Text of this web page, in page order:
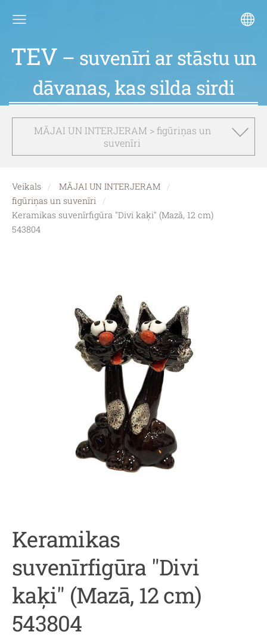
TEV – suvenīri ar stāstu un
dāvanas, kas silda sirdi
MĀJAI UN INTERJERAM > figūriņas un
suvenīri
Veikals
MĀJAI UN INTERJERAM
figūriņas un suvenīri
Keramikas suvenīrfigūra "Divi kaķi" (Mazā, 12 cm)
543804
Keramikas
suvenīrfigūra "Divi
kaķi" (Mazā, 12 cm)
543804